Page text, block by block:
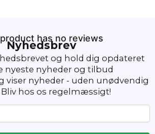
has no reviews
Nyhedsbrev
og hold dig opdateret
nyeste nyheder og tilbud
viser nyheder - uden unødvendig
hos os regelmæssigt!